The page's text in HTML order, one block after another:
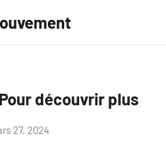
découvrir plus
27, 2024